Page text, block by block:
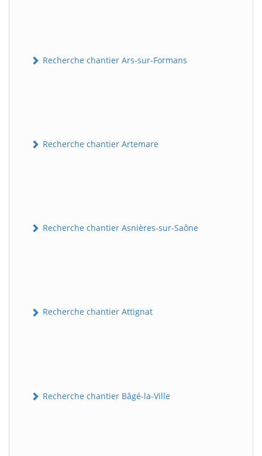
Recherche chantier Ars-sur-Formans
Recherche chantier Artemare
Recherche chantier Asnières-sur-Saône
Recherche chantier Attignat
Recherche chantier Bâgé-la-Ville